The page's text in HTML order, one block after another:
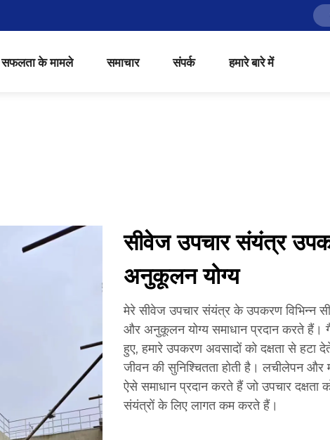
सफलता के मामले समाचार संपर्क हमारे बारे में
सीवेज उपचार संयंत्र
अनुकूलन योग्य
मेरे सीवेज उपचार संयंत्र के उपकरण विभिन्न
और अनुकूलन योग्य समाधान प्रदान करते हैं।
हुए, हमारे उपकरण अवसादों को दक्षता से
जीवन की सुनिश्चितता होती है। लचीलेपन और
ऐसे समाधान प्रदान करते हैं जो उपचार
संयंत्रों के लिए लागत कम करते हैं।